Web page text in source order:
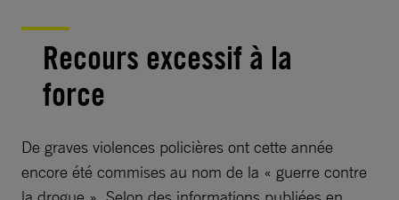
Recours excessif à la
force
De graves violences policières ont cette année
encore été commises au nom de la « guerre contre